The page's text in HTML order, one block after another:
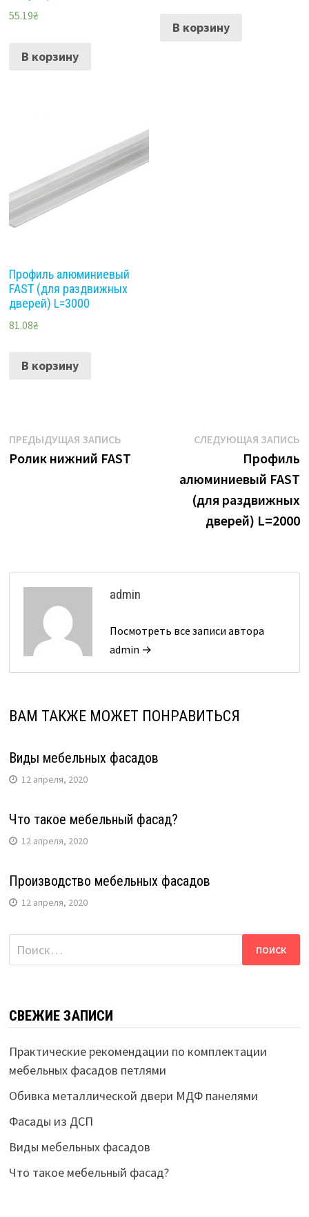
55.19₴
В корзину
В корзину
Профиль алюминиевый
FAST (для раздвижных
дверей) L=3000
81.08₴
В корзину
Навигация
по
ПРЕДЫДУЩАЯ ЗАПИСЬПредыдущая
запись:
Ролик нижний FAST
СЛЕДУЮЩАЯ ЗАПИСЬ
Профиль
алюминиевый FAST
(для раздвижных
дверей) L=2000
admin
Посмотреть все записи автора
admin →
ВАМ ТАКЖЕ МОЖЕТ ПОНРАВИТЬСЯ
Виды мебельных фасадов
12 апреля, 2020
Что такое мебельный фасад?
12 апреля, 2020
Производство мебельных фасадов
12 апреля, 2020
Найти:
СВЕЖИЕ ЗАПИСИ
Практические рекомендации по комплектации
мебельных фасадов петлями
Обивка металлической двери МДФ панелями
Фасады из ДСП
Виды мебельных фасадов
Что такое мебельный фасад?